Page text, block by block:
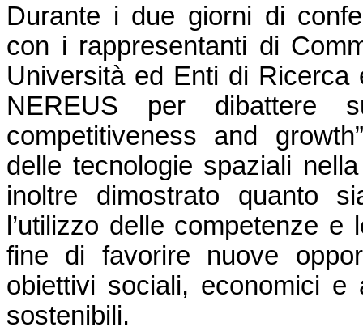
Durante i due giorni di
con i rappresentanti di
Università ed Enti di
NEREUS per dibattere
competitiveness and
delle tecnologie spaziali
inoltre dimostrato quanto
l’utilizzo delle competenze
fine di favorire nuove
obiettivi sociali, economici e
sostenibili.